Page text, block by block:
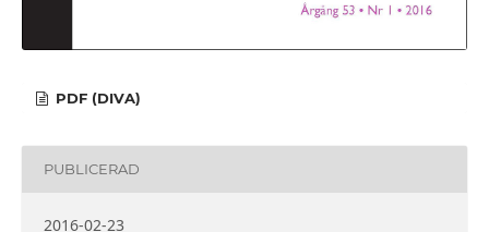
PDF (DIVA)
PUBLICERAD
2016-02-23